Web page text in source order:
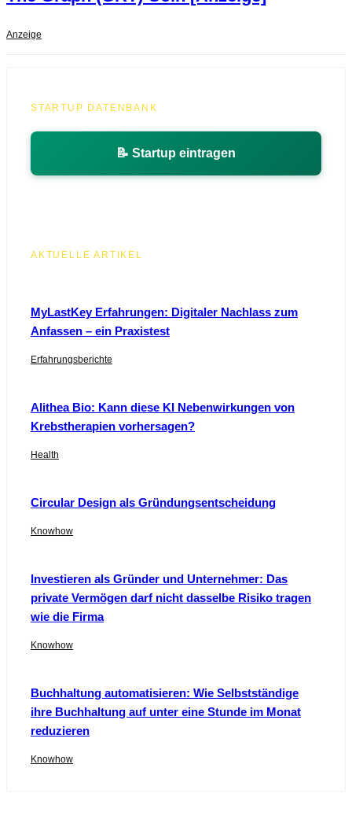
Anzeige
STARTUP DATENBANK
📝 Startup eintragen
AKTUELLE ARTIKEL
MyLastKey Erfahrungen: Digitaler Nachlass zum
Anfassen – ein Praxistest
Erfahrungsberichte
Alithea Bio: Kann diese KI Nebenwirkungen von
Krebstherapien vorhersagen?
Health
Circular Design als Gründungsentscheidung
Knowhow
Investieren als Gründer und Unternehmer: Das
private Vermögen darf nicht dasselbe Risiko tragen
wie die Firma
Knowhow
Buchhaltung automatisieren: Wie Selbstständige
ihre Buchhaltung auf unter eine Stunde im Monat
reduzieren
Knowhow